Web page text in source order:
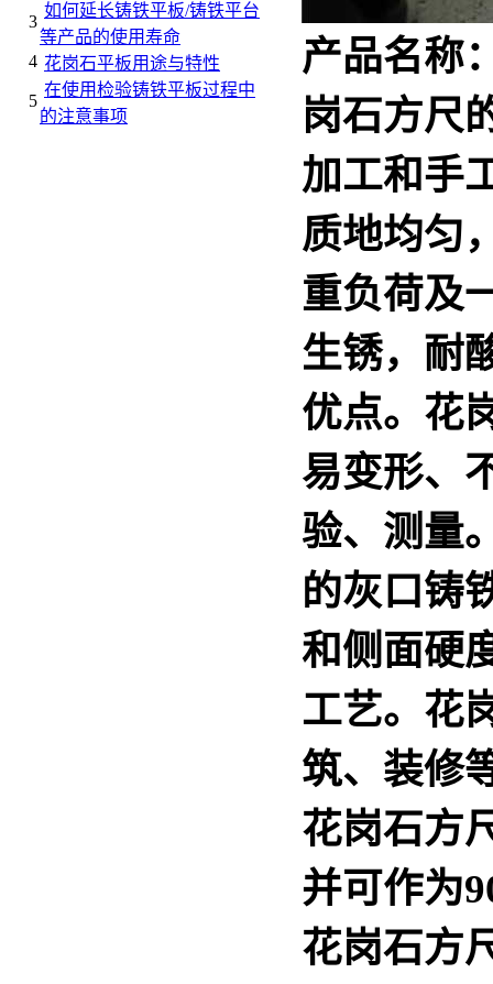
3
如何延长铸铁平板/铸铁平台
等产品的使用寿命
4 花岗石平板用途与特性
5
在使用检验铸铁平板过程中
的注意事项
产品名称
岗石方尺
加工和手
质地均匀
重负荷及
生锈，耐
优点。 花
易变形、
验、测量
的灰口铸
和侧面硬
工艺。 花
筑、装修
花岗石方
并可作为
花岗石方